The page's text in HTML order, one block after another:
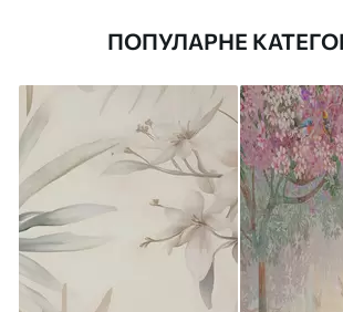
ПОПУЛАРНЕ